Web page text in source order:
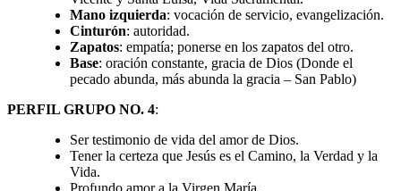
Mano izquierda: vocación de servicio, evangelización.
Cinturón: autoridad.
Zapatos: empatía; ponerse en los zapatos del otro.
Base: oración constante, gracia de Dios (Donde el
pecado abunda, más abunda la gracia – San Pablo)
PERFIL GRUPO NO. 4:
Ser testimonio de vida del amor de Dios.
Tener la certeza que Jesús es el Camino, la Verdad y la
Vida.
Profundo amor a la Virgen María.